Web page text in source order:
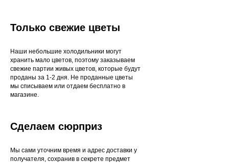
Только свежие цветы
Наши небольшие холодильники могут
хранить мало цветов, поэтому заказываем
свежие партии живых цветов, которые будут
проданы за 1-2 дня. Не проданные цветы
мы списываем или отдаем бесплатно в
магазине.
Сделаем сюрприз
Мы сами уточним время и адрес доставки у
получателя, сохранив в секрете предмет